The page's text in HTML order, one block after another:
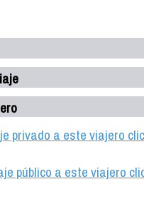
privado a este viajero
público a este viajero